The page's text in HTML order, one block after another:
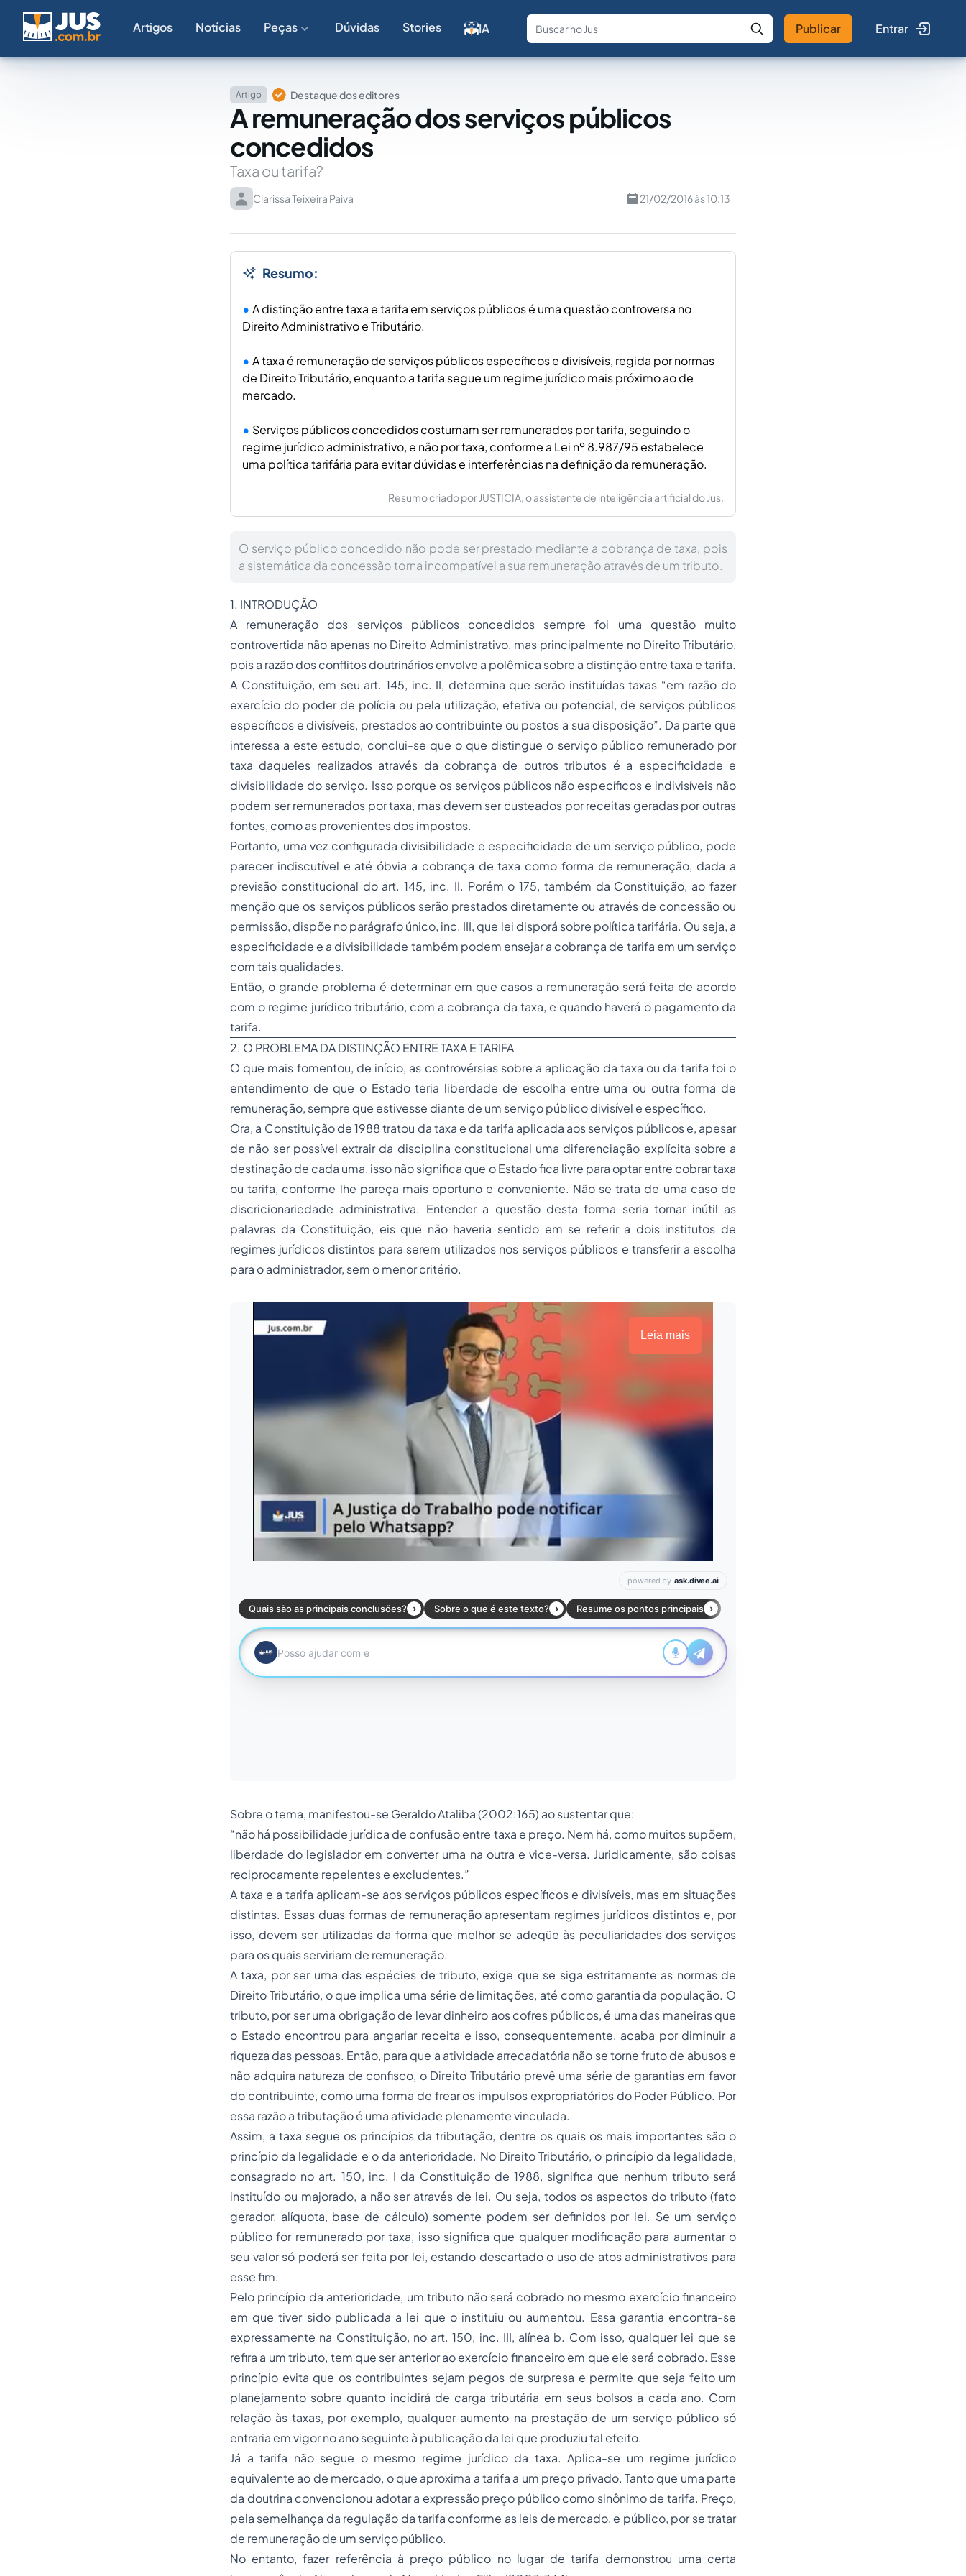
Artigos Notícias Peças Dúvidas Stories IA
Fale com a IA Buscar no Jus
Publicar Entrar
Artigo Destaque dos editores
A remuneração dos serviços públicos
concedidos
Taxa ou tarifa?
Clarissa Teixeira Paiva 21/02/2016 às 10:13
Resumo:
A distinção entre taxa e tarifa em serviços públicos é uma questão controversa no
Direito Administrativo e Tributário.
A taxa é remuneração de serviços públicos específicos e divisíveis, regida por normas
de Direito Tributário, enquanto a tarifa segue um regime jurídico mais próximo ao de
mercado.
Serviços públicos concedidos costumam ser remunerados por tarifa, seguindo o
regime jurídico administrativo, e não por taxa, conforme a Lei nº 8.987/95 estabelece
uma política tarifária para evitar dúvidas e interferências na definição da remuneração.
Resumo criado por JUSTICIA, o assistente de inteligência artificial do Jus.
O serviço público concedido não pode ser prestado mediante a cobrança de taxa, pois
a sistemática da concessão torna incompatível a sua remuneração através de um tributo.
1. INTRODUÇÃO
A remuneração dos serviços públicos concedidos sempre foi uma questão muito
controvertida não apenas no Direito Administrativo, mas principalmente no Direito Tributário,
pois a razão dos conflitos doutrinários envolve a polêmica sobre a distinção entre taxa e tarifa.
A Constituição, em seu art. 145, inc. II, determina que serão instituídas taxas “em razão do
exercício do poder de polícia ou pela utilização, efetiva ou potencial, de serviços públicos
específicos e divisíveis, prestados ao contribuinte ou postos a sua disposição”. Da parte que
interessa a este estudo, conclui-se que o que distingue o serviço público remunerado por
taxa daqueles realizados através da cobrança de outros tributos é a especificidade e
divisibilidade do serviço. Isso porque os serviços públicos não específicos e indivisíveis não
podem ser remunerados por taxa, mas devem ser custeados por receitas geradas por outras
fontes, como as provenientes dos impostos.
Portanto, uma vez configurada divisibilidade e especificidade de um serviço público, pode
parecer indiscutível e até óbvia a cobrança de taxa como forma de remuneração, dada a
previsão constitucional do art. 145, inc. II. Porém o 175, também da Constituição, ao fazer
menção que os serviços públicos serão prestados diretamente ou através de concessão ou
permissão, dispõe no parágrafo único, inc. III, que lei disporá sobre política tarifária. Ou seja, a
especificidade e a divisibilidade também podem ensejar a cobrança de tarifa em um serviço
com tais qualidades.
Então, o grande problema é determinar em que casos a remuneração será feita de acordo
com o regime jurídico tributário, com a cobrança da taxa, e quando haverá o pagamento da
tarifa.
2. O PROBLEMA DA DISTINÇÃO ENTRE TAXA E TARIFA
O que mais fomentou, de início, as controvérsias sobre a aplicação da taxa ou da tarifa foi o
entendimento de que o Estado teria liberdade de escolha entre uma ou outra forma de
remuneração, sempre que estivesse diante de um serviço público divisível e específico.
Ora, a Constituição de 1988 tratou da taxa e da tarifa aplicada aos serviços públicos e, apesar
de não ser possível extrair da disciplina constitucional uma diferenciação explícita sobre a
destinação de cada uma, isso não significa que o Estado fica livre para optar entre cobrar taxa
ou tarifa, conforme lhe pareça mais oportuno e conveniente. Não se trata de uma caso de
discricionariedade administrativa. Entender a questão desta forma seria tornar inútil as
palavras da Constituição, eis que não haveria sentido em se referir a dois institutos de
regimes jurídicos distintos para serem utilizados nos serviços públicos e transferir a escolha
para o administrador, sem o menor critério.
Leia mais
Sobre o tema, manifestou-se Geraldo Ataliba (2002:165) ao sustentar que:
“não há possibilidade jurídica de confusão entre taxa e preço. Nem há, como muitos supõem,
liberdade do legislador em converter uma na outra e vice-versa. Juridicamente, são coisas
reciprocamente repelentes e excludentes.”
A taxa e a tarifa aplicam-se aos serviços públicos específicos e divisíveis, mas em situações
distintas. Essas duas formas de remuneração apresentam regimes jurídicos distintos e, por
isso, devem ser utilizadas da forma que melhor se adeqüe às peculiaridades dos serviços
para os quais serviriam de remuneração.
A taxa, por ser uma das espécies de tributo, exige que se siga estritamente as normas de
Direito Tributário, o que implica uma série de limitações, até como garantia da população. O
tributo, por ser uma obrigação de levar dinheiro aos cofres públicos, é uma das maneiras que
o Estado encontrou para angariar receita e isso, consequentemente, acaba por diminuir a
riqueza das pessoas. Então, para que a atividade arrecadatória não se torne fruto de abusos e
não adquira natureza de confisco, o Direito Tributário prevê uma série de garantias em favor
do contribuinte, como uma forma de frear os impulsos expropriatórios do Poder Público. Por
essa razão a tributação é uma atividade plenamente vinculada.
Assim, a taxa segue os princípios da tributação, dentre os quais os mais importantes são o
princípio da legalidade e o da anterioridade. No Direito Tributário, o princípio da legalidade,
consagrado no art. 150, inc. I da Constituição de 1988, significa que nenhum tributo será
instituído ou majorado, a não ser através de lei. Ou seja, todos os aspectos do tributo (fato
gerador, alíquota, base de cálculo) somente podem ser definidos por lei. Se um serviço
público for remunerado por taxa, isso significa que qualquer modificação para aumentar o
seu valor só poderá ser feita por lei, estando descartado o uso de atos administrativos para
esse fim.
Pelo princípio da anterioridade, um tributo não será cobrado no mesmo exercício financeiro
em que tiver sido publicada a lei que o instituiu ou aumentou. Essa garantia encontra-se
expressamente na Constituição, no art. 150, inc. III, alínea b. Com isso, qualquer lei que se
refira a um tributo, tem que ser anterior ao exercício financeiro em que ele será cobrado. Esse
princípio evita que os contribuintes sejam pegos de surpresa e permite que seja feito um
planejamento sobre quanto incidirá de carga tributária em seus bolsos a cada ano. Com
relação às taxas, por exemplo, qualquer aumento na prestação de um serviço público só
entraria em vigor no ano seguinte à publicação da lei que produziu tal efeito.
Já a tarifa não segue o mesmo regime jurídico da taxa. Aplica-se um regime jurídico
equivalente ao de mercado, o que aproxima a tarifa a um preço privado. Tanto que uma parte
da doutrina convencionou adotar a expressão preço público como sinônimo de tarifa. Preço,
pela semelhança da regulação da tarifa conforme as leis de mercado, e público, por se tratar
de remuneração de um serviço público.
No entanto, fazer referência à preço público no lugar de tarifa demonstrou uma certa